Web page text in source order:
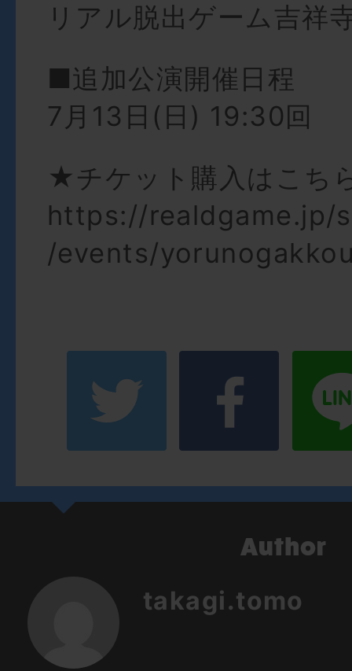
リアル脱出ゲーム吉祥
■追加公演開催日程
7月13日(日) 19:30回
★チケット購入はこち
https://realdgame.jp/
/events/
takagi.tomo